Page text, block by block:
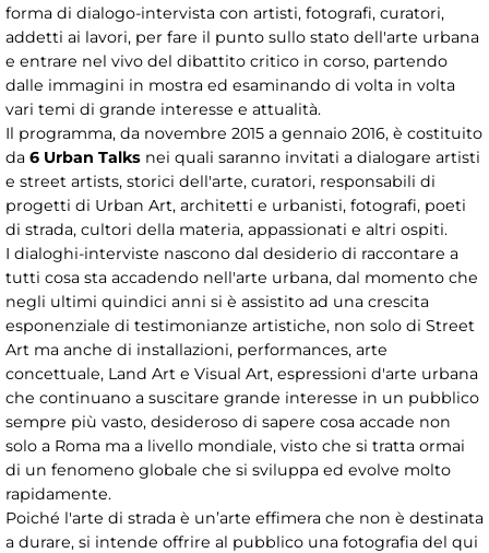
forma di dialogo-intervista con artisti, fotografi, curatori,
addetti ai lavori, per fare il punto sullo stato dell'arte urbana
e entrare nel vivo del dibattito critico in corso, partendo
dalle immagini in mostra ed esaminando di volta in volta
vari temi di grande interesse e attualità.
Il programma, da novembre 2015 a gennaio 2016, è costituito
da 6 Urban Talks nei quali saranno invitati a dialogare artisti
e street artists, storici dell'arte, curatori, responsabili di
progetti di Urban Art, architetti e urbanisti, fotografi, poeti
di strada, cultori della materia, appassionati e altri ospiti.
I dialoghi-interviste nascono dal desiderio di raccontare a
tutti cosa sta accadendo nell'arte urbana, dal momento che
negli ultimi quindici anni si è assistito ad una crescita
esponenziale di testimonianze artistiche, non solo di Street
Art ma anche di installazioni, performances, arte
concettuale, Land Art e Visual Art, espressioni d'arte urbana
che continuano a suscitare grande interesse in un pubblico
sempre più vasto, desideroso di sapere cosa accade non
solo a Roma ma a livello mondiale, visto che si tratta ormai
di un fenomeno globale che si sviluppa ed evolve molto
rapidamente.
Poiché l'arte di strada è un’arte effimera che non è destinata
a durare, si intende offrire al pubblico una fotografia del qui